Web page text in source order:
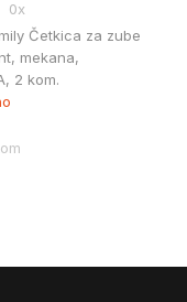
Četkica za zube
mekana,
2 kom.
0x